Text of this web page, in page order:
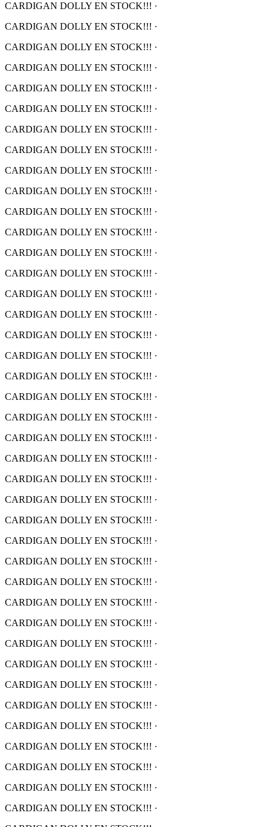
CARDIGAN DOLLY EN STOCK!!! ·
CARDIGAN DOLLY EN STOCK!!! ·
CARDIGAN DOLLY EN STOCK!!! ·
CARDIGAN DOLLY EN STOCK!!! ·
CARDIGAN DOLLY EN STOCK!!! ·
CARDIGAN DOLLY EN STOCK!!! ·
CARDIGAN DOLLY EN STOCK!!! ·
CARDIGAN DOLLY EN STOCK!!! ·
CARDIGAN DOLLY EN STOCK!!! ·
CARDIGAN DOLLY EN STOCK!!! ·
CARDIGAN DOLLY EN STOCK!!! ·
CARDIGAN DOLLY EN STOCK!!! ·
CARDIGAN DOLLY EN STOCK!!! ·
CARDIGAN DOLLY EN STOCK!!! ·
CARDIGAN DOLLY EN STOCK!!! ·
CARDIGAN DOLLY EN STOCK!!! ·
CARDIGAN DOLLY EN STOCK!!! ·
CARDIGAN DOLLY EN STOCK!!! ·
CARDIGAN DOLLY EN STOCK!!! ·
CARDIGAN DOLLY EN STOCK!!! ·
CARDIGAN DOLLY EN STOCK!!! ·
CARDIGAN DOLLY EN STOCK!!! ·
CARDIGAN DOLLY EN STOCK!!! ·
CARDIGAN DOLLY EN STOCK!!! ·
CARDIGAN DOLLY EN STOCK!!! ·
CARDIGAN DOLLY EN STOCK!!! ·
CARDIGAN DOLLY EN STOCK!!! ·
CARDIGAN DOLLY EN STOCK!!! ·
CARDIGAN DOLLY EN STOCK!!! ·
CARDIGAN DOLLY EN STOCK!!! ·
CARDIGAN DOLLY EN STOCK!!! ·
CARDIGAN DOLLY EN STOCK!!! ·
CARDIGAN DOLLY EN STOCK!!! ·
CARDIGAN DOLLY EN STOCK!!! ·
CARDIGAN DOLLY EN STOCK!!! ·
CARDIGAN DOLLY EN STOCK!!! ·
CARDIGAN DOLLY EN STOCK!!! ·
CARDIGAN DOLLY EN STOCK!!! ·
CARDIGAN DOLLY EN STOCK!!! ·
CARDIGAN DOLLY EN STOCK!!! ·